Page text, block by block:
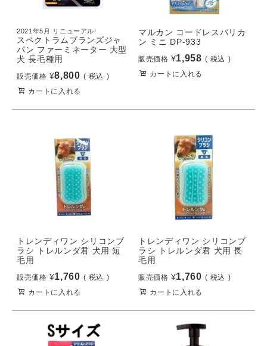
2021年5月 リニューアル!
スペクトラムブランズジャ
パン ファーミネーター 大型
犬 長毛種用
販売価格 ¥8,800
税込
カートに入れる
マルカン コードレスバリカ
ン ミニ DP-933
販売価格 ¥1,958
税込
カートに入れる
トレンディワン シリコンブ
ラシ トレルンダ君 犬用 短
毛用
販売価格 ¥1,760
税込
カートに入れる
トレンディワン シリコンブ
ラシ トレルンダ君 犬用 長
毛用
販売価格 ¥1,760
税込
カートに入れる